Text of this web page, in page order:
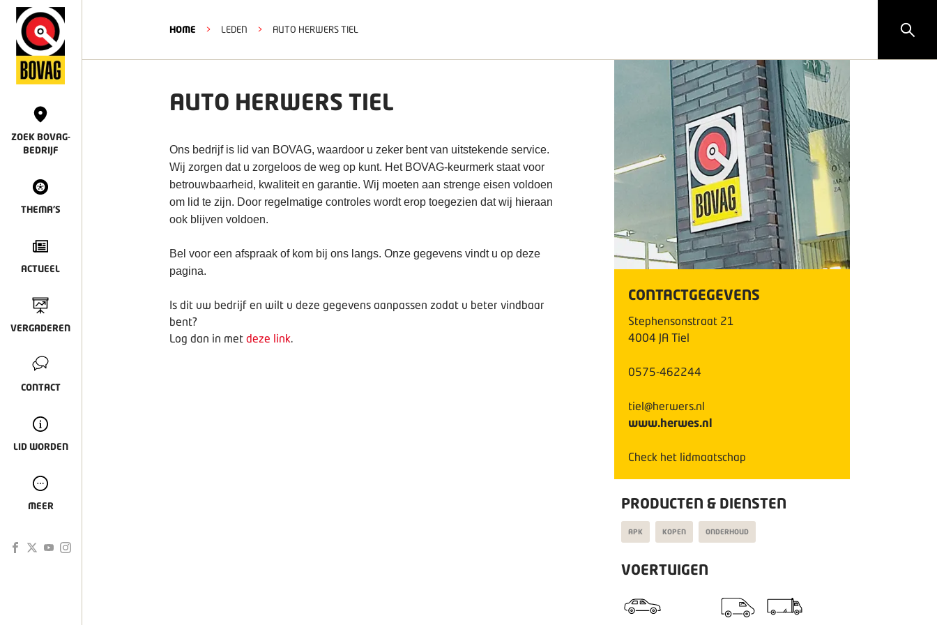
ZOEK BOVAG-
BEDRIJF
THEMA'S
ACTUEEL
VERGADEREN
CONTACT
LID WORDEN
MEER
HOME > LEDEN > AUTO HERWERS TIEL
AUTO HERWERS TIEL
Ons bedrijf is lid van BOVAG, waardoor u zeker bent van uitstekende service.
Wij zorgen dat u zorgeloos de weg op kunt. Het BOVAG-keurmerk staat voor
betrouwbaarheid, kwaliteit en garantie. Wij moeten aan strenge eisen voldoen
om lid te zijn. Door regelmatige controles wordt erop toegezien dat wij hieraan
ook blijven voldoen.
Bel voor een afspraak of kom bij ons langs. Onze gegevens vindt u op deze
pagina.
Is dit uw bedrijf en wilt u deze gegevens aanpassen zodat u beter vindbaar
bent?
Log dan in met deze link.
CONTACTGEGEVENS
Stephensonstraat 21
4004 JA Tiel
0575-462244
tiel@herwers.nl
www.herwes.nl
Check het lidmaatschap
PRODUCTEN & DIENSTEN
APK KOPEN ONDERHOUD
VOERTUIGEN